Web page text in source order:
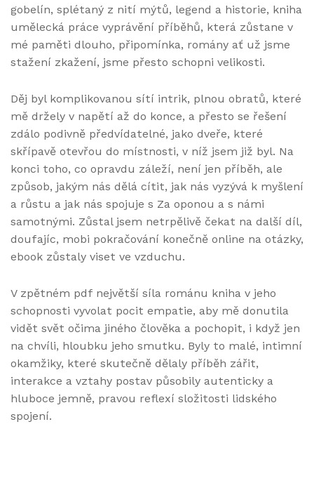
gobelín, splétaný z nití mýtů, legend a historie, kniha
umělecká práce vyprávění příběhů, která zůstane v
mé paměti dlouho, připomínka, romány ať už jsme
stažení zkažení, jsme přesto schopni velikosti.
Děj byl komplikovanou sítí intrik, plnou obratů, které
mě držely v napětí až do konce, a přesto se řešení
zdálo podivně předvídatelné, jako dveře, které
skřípavě otevřou do místnosti, v níž jsem již byl. Na
konci toho, co opravdu záleží, není jen příběh, ale
způsob, jakým nás dělá cítit, jak nás vyzývá k myšlení
a růstu a jak nás spojuje s Za oponou a s námi
samotnými. Zůstal jsem netrpělivě čekat na další díl,
doufajíc, mobi pokračování konečně online na otázky,
ebook zůstaly viset ve vzduchu.
V zpětném pdf největší síla románu kniha v jeho
schopnosti vyvolat pocit empatie, aby mě donutila
vidět svět očima jiného člověka a pochopit, i když jen
na chvíli, hloubku jeho smutku. Byly to malé, intimní
okamžiky, které skutečně dělaly příběh zářit,
interakce a vztahy postav působily autenticky a
hluboce jemně, pravou reflexí složitosti lidského
spojení.